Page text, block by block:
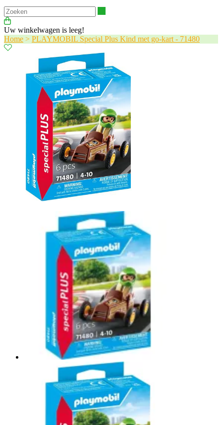
Uw winkelwagen is leeg!
Home > PLAYMOBIL Special Plus Kind met go-kart - 71480